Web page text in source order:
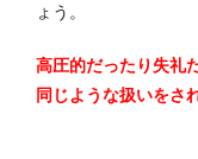
ょう。
高圧的だったり失礼
同じような扱いをさ